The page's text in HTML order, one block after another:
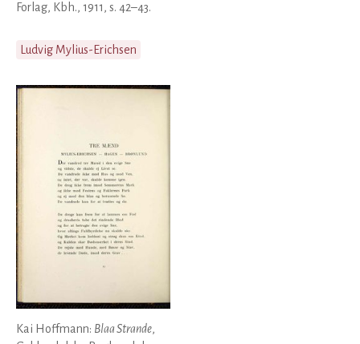
Forlag, Kbh., 1911, s. 42–43.
Ludvig Mylius-Erichsen
Kai Hoffmann: Blaa Strande,